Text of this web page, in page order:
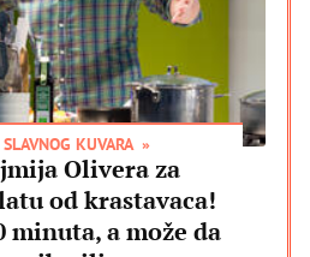
KUVARA
Olivera za
od krastavaca!
minuta, a može da